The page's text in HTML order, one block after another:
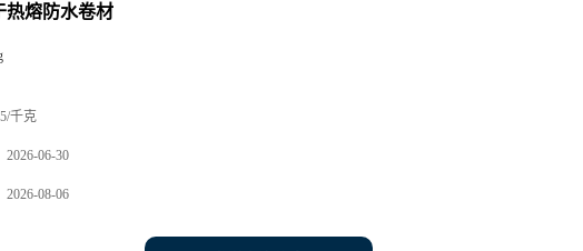
热熔防水卷材
千克
2026-06-30
2026-08-06